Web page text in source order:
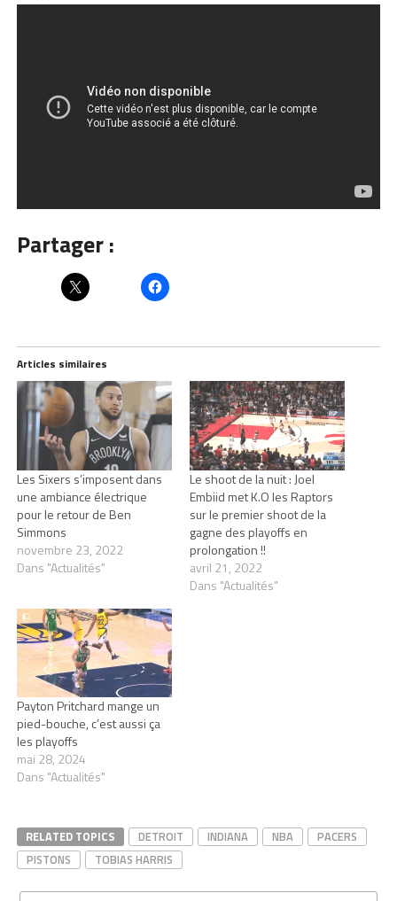
Partager :
Articles similaires
Les Sixers s’imposent dans
une ambiance électrique
pour le retour de Ben
Simmons
novembre 23, 2022
Dans "Actualités"
Le shoot de la nuit : Joel
Embiid met K.O les Raptors
sur le premier shoot de la
gagne des playoffs en
prolongation !!
avril 21, 2022
Dans "Actualités"
Payton Pritchard mange un
pied-bouche, c’est aussi ça
les playoffs
mai 28, 2024
Dans "Actualités"
RELATED TOPICS DETROIT INDIANA NBA
PACERS
PISTONS
TOBIAS HARRIS